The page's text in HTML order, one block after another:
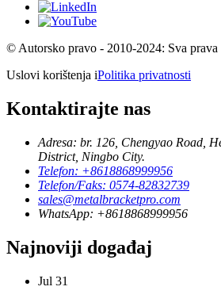
© Autorsko pravo - 2010-2024: Sva prava
Uslovi korištenja iPolitika privatnosti
Kontaktirajte nas
Adresa: br. 126, Chengyao Road,
District, Ningbo City.
Telefon: +8618868999956
Telefon/Faks: 0574-82832739
sales@metalbracketpro.com
WhatsApp: +8618868999956
Najnoviji događaj
Jul 31